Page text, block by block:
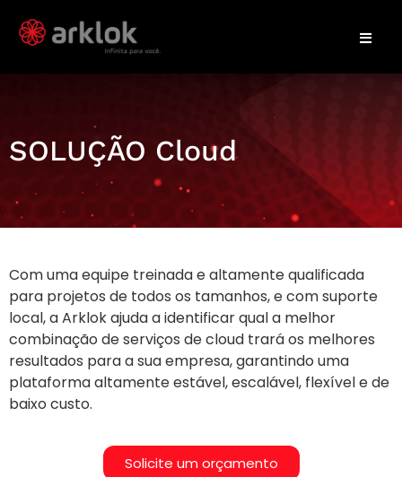
SOLUÇÃO Cloud
Com uma equipe treinada e altamente qualificada
para projetos de todos os tamanhos, e com suporte
local, a Arklok ajuda a identificar qual a melhor
combinação de serviços de cloud trará os melhores
resultados para a sua empresa, garantindo uma
plataforma altamente estável, escalável, flexível e de
baixo custo.
Solicite um orçamento